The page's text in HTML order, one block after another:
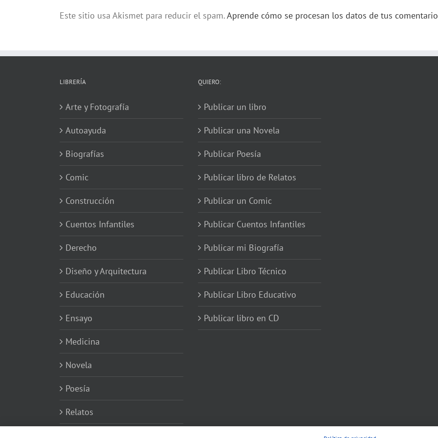
Este sitio usa Akismet para reducir el spam.Aprende cómo se procesan los datos de tus
LIBRERÍA
Arte y Fotografía
Autoayuda
Biografías
Comic
Construcción
Cuentos Infantiles
Derecho
Diseño y Arquitectura
Educación
Ensayo
Medicina
Novela
Poesía
Relatos
QUIERO:
Publicar un libro
Publicar una Novela
Publicar Poesía
Publicar libro de Relatos
Publicar un Comic
Publicar Cuentos Infantiles
Publicar mi Biografía
Publicar Libro Técnico
Publicar Libro Educativo
Publicar libro en CD